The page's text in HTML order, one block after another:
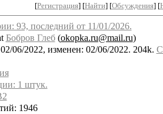
[Регистрация] [Найти] [Обсуждения] [
93, последний от 11/01/2026.
Бобров Глеб(okopka.ru@mail.ru)
06/2022, изменен: 02/06/2022. 204k.
1 штук.
1946